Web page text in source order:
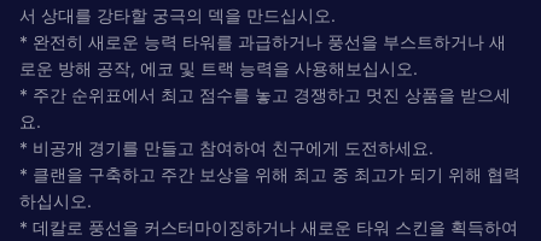
서 상대를 강타할 궁극의 덱을 만드십시오.
* 완전히 새로운 능력 타워를 과급하거나 풍선을 부스트하거나 새
로운 방해 공작, 에코 및 트랙 능력을 사용해보십시오.
* 주간 순위표에서 최고 점수를 놓고 경쟁하고 멋진 상품을 받으세
요.
* 비공개 경기를 만들고 참여하여 친구에게 도전하세요.
* 클랜을 구축하고 주간 보상을 위해 최고 중 최고가 되기 위해 협력
하십시오.
* 데칼로 풍선을 커스터마이징하거나 새로운 타워 스킨을 획득하여